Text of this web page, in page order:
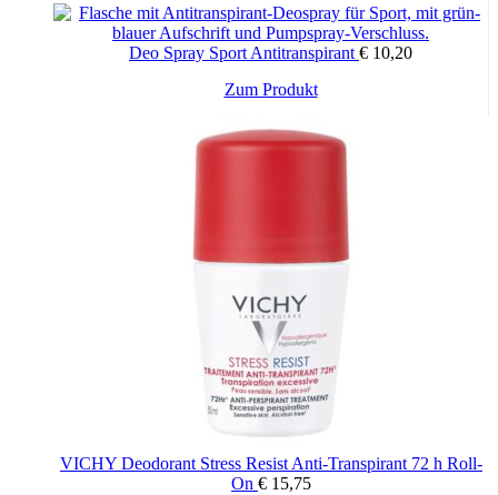
Deo Spray Sport Antitranspirant € 10,20
Zum Produkt
VICHY Deodorant Stress Resist Anti-Transpirant 72 h Roll-
On € 15,75